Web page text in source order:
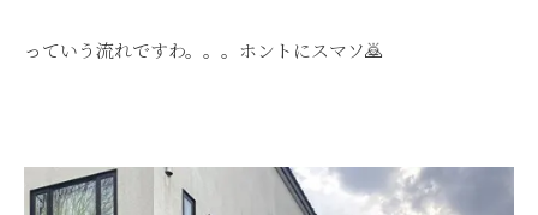
っていう流れですわ。。。ホントにスマソ🙇